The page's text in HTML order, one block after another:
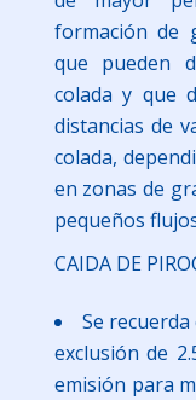
formación de
que pueden
colada y que
distancias de
colada,
en zonas de
pequeños
CAIDA DE
Se
exclusión de
emisión para